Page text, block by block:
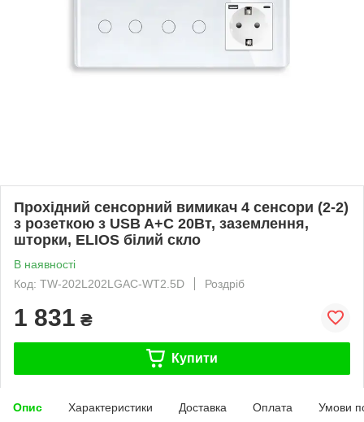
Прохідний сенсорний вимикач 4 сенсори (2-2)
з розеткою з USB A+C 20Вт, заземлення,
шторки, ELIOS білий скло
В наявності
Код: TW-202L202LGAC-WT2.5D
Роздріб
1 831 ₴
Купити
Опис Характеристики Доставка Оплата Умови